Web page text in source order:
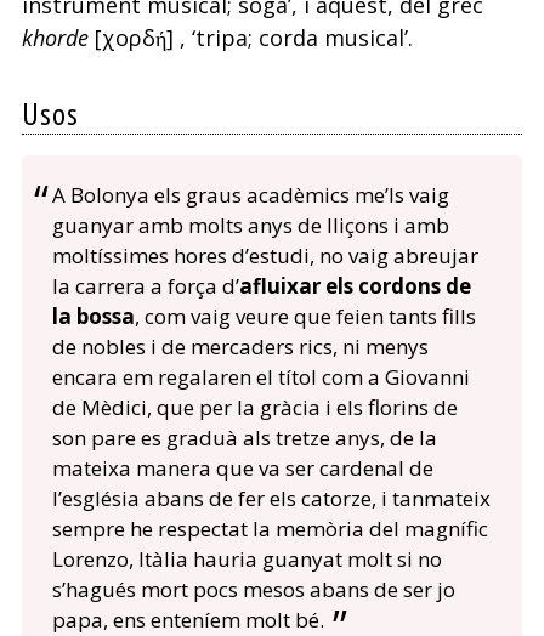
khorde [χορδή] , ‘tripa; corda musical’.
Usos
A Bolonya els graus acadèmics me’ls vaig
guanyar amb molts anys de lliçons i amb
moltíssimes hores d’estudi, no vaig abreujar
la carrera a força d’afluixar els cordons de
la bossa, com vaig veure que feien tants fills
de nobles i de mercaders rics, ni menys
encara em regalaren el títol com a Giovanni
de Mèdici, que per la gràcia i els florins de
son pare es graduà als tretze anys, de la
mateixa manera que va ser cardenal de
l’església abans de fer els catorze, i tanmateix
sempre he respectat la memòria del magnífic
Lorenzo, Itàlia hauria guanyat molt si no
s’hagués mort pocs mesos abans de ser jo
papa, ens enteníem molt bé.